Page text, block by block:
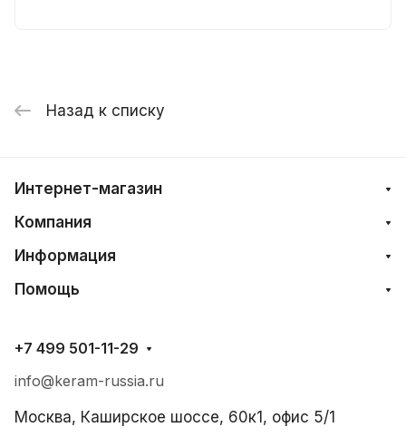
Назад к списку
Интернет-магазин
Компания
Информация
Помощь
+7 499 501-11-29
info@keram-russia.ru
Москва, Каширское шоссе, 60к1, офис 5/1